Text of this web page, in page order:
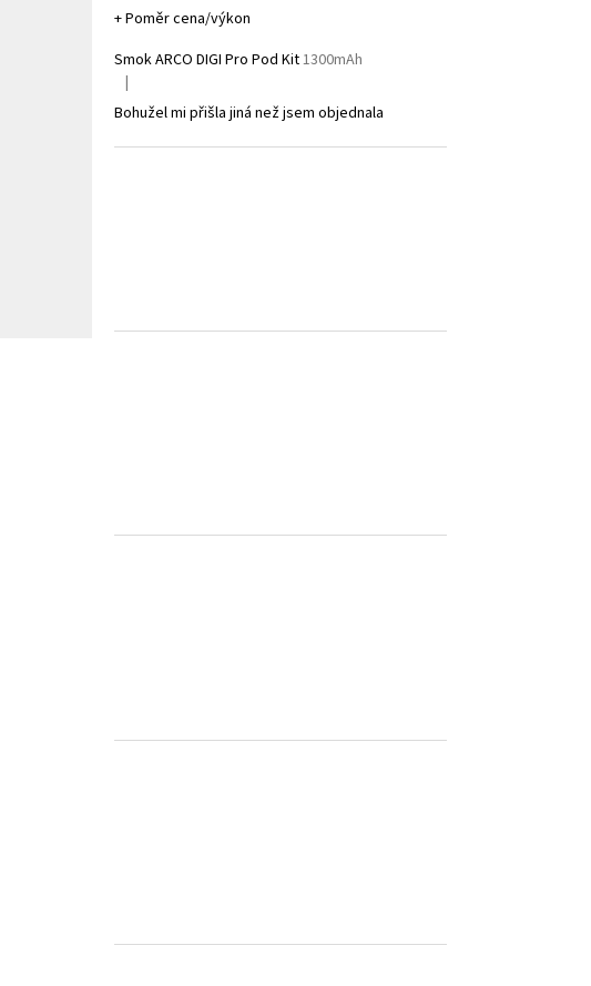
+ Poměr cena/výkon
Smok ARCO DIGI Pro Pod Kit1300mAh
Hodnocení produktu je 1 z 5 hvězdiček.
|
Bohužel mi přišla jiná než jsem objednala